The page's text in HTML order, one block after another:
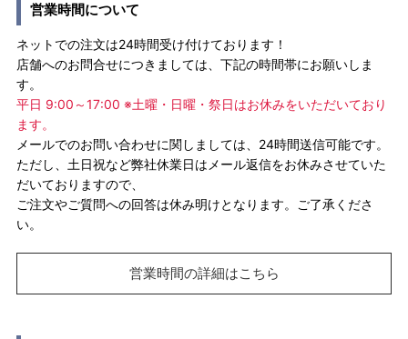
営業時間について
ネットでの注文は24時間受け付けております！
店舗へのお問合せにつきましては、下記の時間帯にお願いしま
す。
平日 9:00～17:00 ※土曜・日曜・祭日はお休みをいただいており
ます。
メールでのお問い合わせに関しましては、24時間送信可能です。
ただし、土日祝など弊社休業日はメール返信をお休みさせていた
だいておりますので、
ご注文やご質問への回答は休み明けとなります。ご了承くださ
い。
営業時間の詳細はこちら